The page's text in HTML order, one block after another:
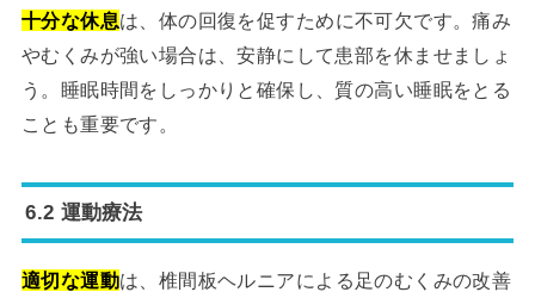
十分な休息は、体の回復を促すために不可欠です。痛み
やむくみが強い場合は、安静にして患部を休ませましょ
う。睡眠時間をしっかりと確保し、質の高い睡眠をとる
ことも重要です。
6.2 運動療法
適切な運動は、椎間板ヘルニアによる足のむくみの改善